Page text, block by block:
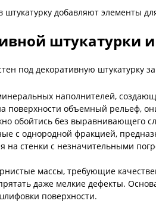
добавляют элементы
штукатурки
под декоративную штукатурку
наполнителей,
поверхности объемный рельеф,
обойтись без выравнивающего
с однородной фракцией,
на стенки с незначительными
массы, требующие
даже мелкие дефекты.
поверхности.